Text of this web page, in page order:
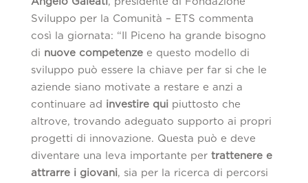
Sviluppo per la Comunità – ETS commenta
così la giornata: “Il Piceno ha grande bisogno
di nuove competenzee questo modello di
sviluppo può essere la chiave per far si che le
aziende siano motivate a restare e anzi a
continuare ad investire quipiuttosto che
altrove, trovando adeguato supporto ai propri
progetti di innovazione. Questa può e deve
diventare una leva importante per trattenere e
attrarre i giovani, sia per la ricerca di percorsi